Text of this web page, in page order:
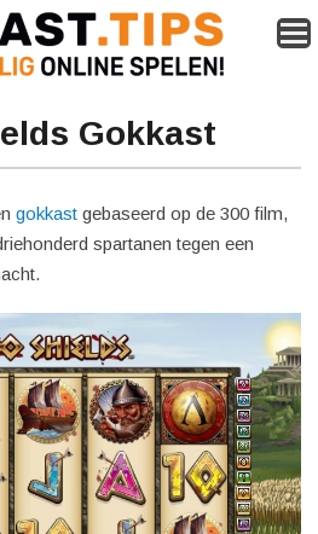
Gokkast
gokkast gebaseerd op de 300 film,
spartanen tegen een